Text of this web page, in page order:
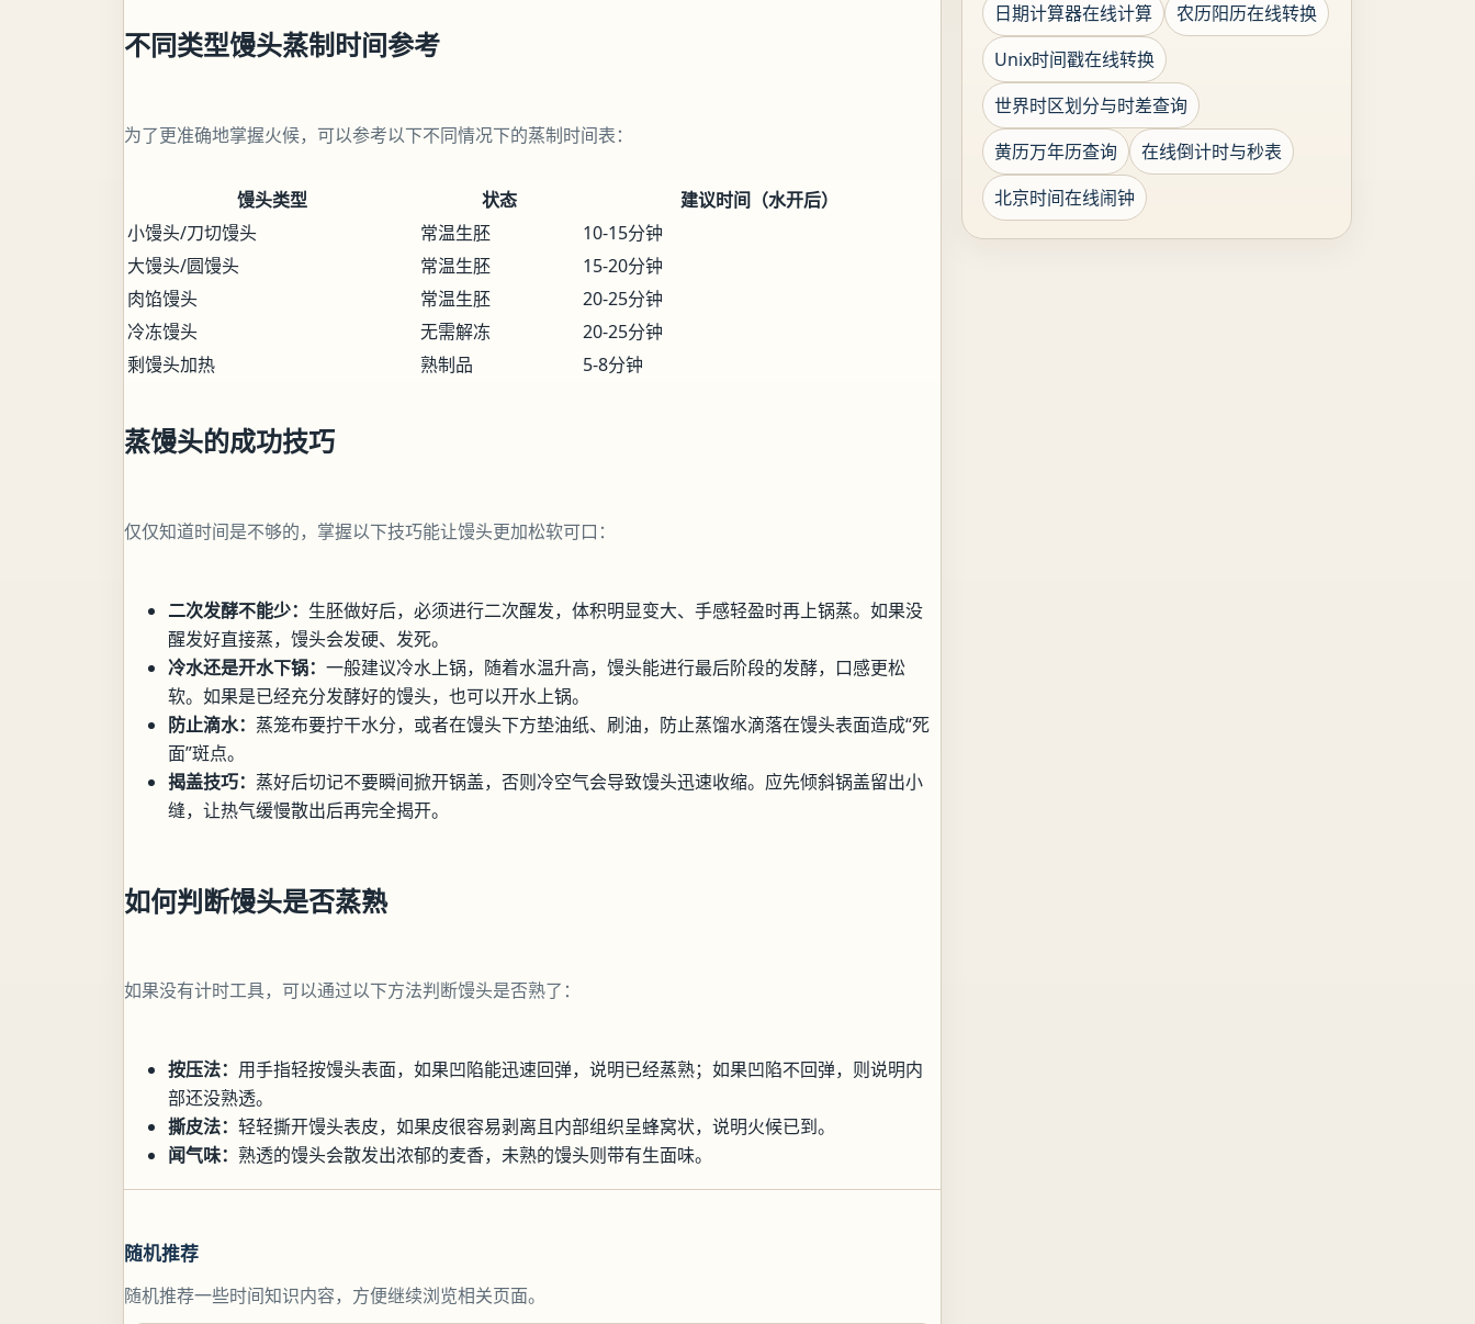
不同类型馒头蒸制时间参考
为了更准确地掌握火候，可以参考以下不同情况下的蒸制时间表：
馒头类型 状态
建议时间（水开后）
小馒头/刀切馒头
常温生胚
10-15分钟
大馒头/圆馒头
常温生胚
15-20分钟
肉馅馒头
常温生胚
20-25分钟
冷冻馒头
无需解冻
20-25分钟
剩馒头加热
熟制品 5-8分钟
蒸馒头的成功技巧
仅仅知道时间是不够的，掌握以下技巧能让馒头更加松软可口：
二次发酵不能少： 生胚做好后，必须进行二次醒发，体积明显变大、手感轻盈时再上锅蒸。如果没
醒发好直接蒸，馒头会发硬、发死。
冷水还是开水下锅： 一般建议冷水上锅，随着水温升高，馒头能进行最后阶段的发酵，口感更松
软。如果是已经充分发酵好的馒头，也可以开水上锅。
防止滴水： 蒸笼布要拧干水分，或者在馒头下方垫油纸、刷油，防止蒸馏水滴落在馒头表面造成“死
面”斑点。
揭盖技巧： 蒸好后切记不要瞬间掀开锅盖，否则冷空气会导致馒头迅速收缩。应先倾斜锅盖留出小
缝，让热气缓慢散出后再完全揭开。
如何判断馒头是否蒸熟
如果没有计时工具，可以通过以下方法判断馒头是否熟了：
按压法： 用手指轻按馒头表面，如果凹陷能迅速回弹，说明已经蒸熟；如果凹陷不回弹，则说明内
部还没熟透。
撕皮法： 轻轻撕开馒头表皮，如果皮很容易剥离且内部组织呈蜂窝状，说明火候已到。
闻气味： 熟透的馒头会散发出浓郁的麦香，未熟的馒头则带有生面味。
随机推荐
随机推荐一些时间知识内容，方便继续浏览相关页面。
日期计算器在线计算
农历阳历在线转换
Unix时间戳在线转换
世界时区划分与时差查询
黄历万年历查询
在线倒计时与秒表
北京时间在线闹钟